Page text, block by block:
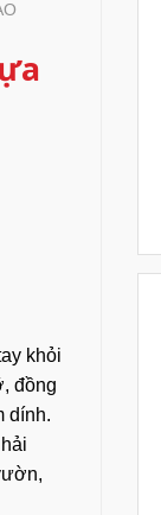
khỏi
đồng
dính.